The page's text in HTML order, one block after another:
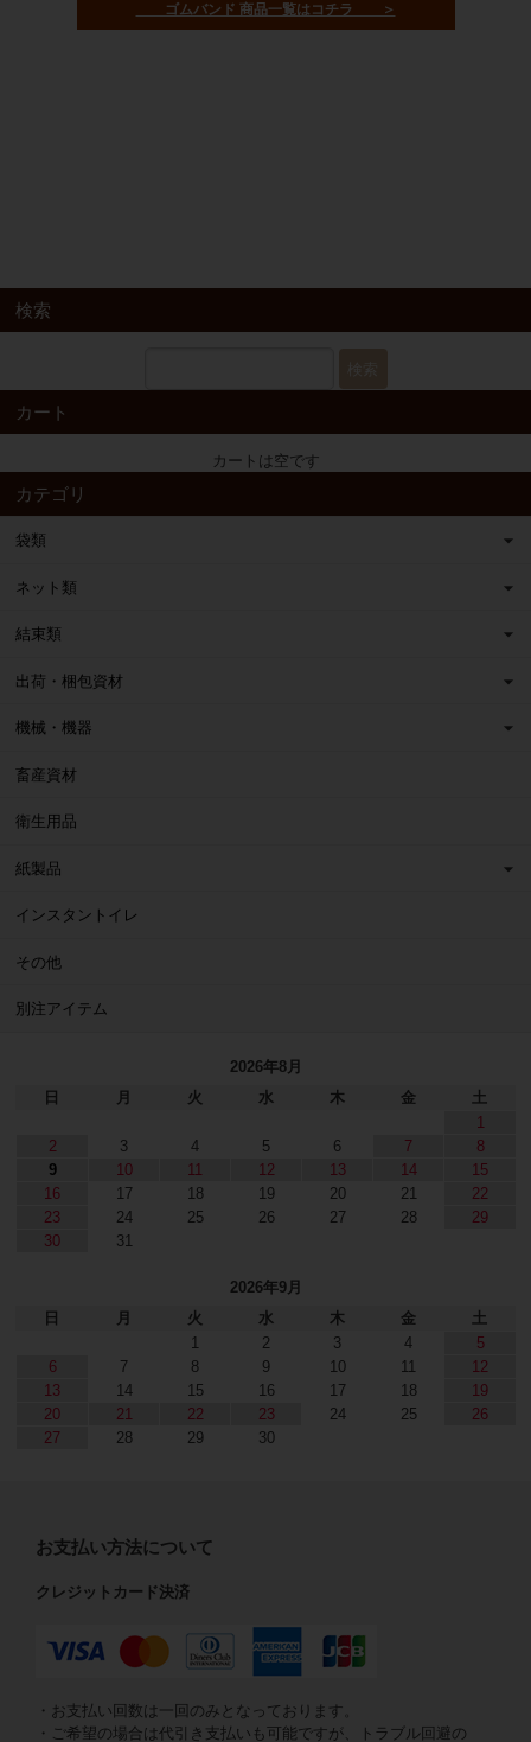
ゴムバンド 商品一覧はコチラ ＞
検索
カート
カートは空です
カテゴリ
袋類
ネット類
結束類
出荷・梱包資材
機械・機器
畜産資材
衛生用品
紙製品
インスタントイレ
その他
別注アイテム
2026年8月
日
月 火 水 木 金
土
1
2
3 4 5 6 7
8
9
10 11 12 13 14
15
16
17 18 19 20 21
22
23
24 25 26 27 28
29
30
31
2026年9月
日
月 火 水 木 金
土
1
2 3 4
5
6
7 8 9 10 11
12
13
14 15 16 17 18
19
20
21 22 23 24 25
26
27
28 29 30
お支払い方法について
クレジットカード決済
・お支払い回数は一回のみとなっております。
・ご希望の場合は代引き支払いも可能ですが、トラブル回避の